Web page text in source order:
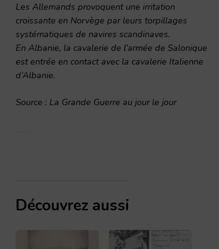
Les Allemands provoquent une irritation
croissante en Norvège par leurs torpillages
systématiques de navires scandinaves.
En Albanie, la cavalerie de l’armée de Salonique
est entrée en contact avec la cavalerie Italienne
d’Albanie.
Source : La Grande Guerre au jour le jour
Découvrez aussi